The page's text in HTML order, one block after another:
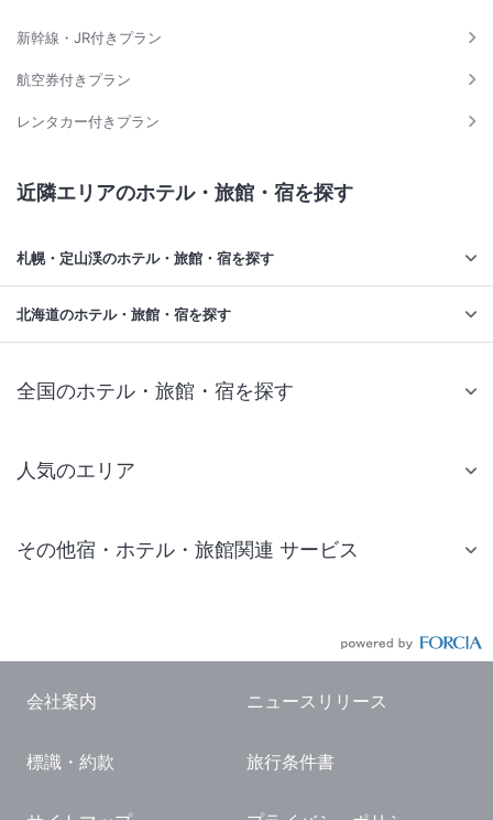
新幹線・JR付きプラン
航空券付きプラン
レンタカー付きプラン
近隣エリアのホテル・旅館・宿を探す
札幌・定山渓のホテル・旅館・宿を探す
北海道のホテル・旅館・宿を探す
全国のホテル・旅館・宿を探す
人気のエリア
仙台 ホテル
東京ドーム ホテル
横浜 ホテル
熱海 ホテル
その他宿・ホテル・旅館関連 サービス
国内観光ガイド
旅行・観光情報
会社案内 ニュースリリース
標識・約款 旅行条件書